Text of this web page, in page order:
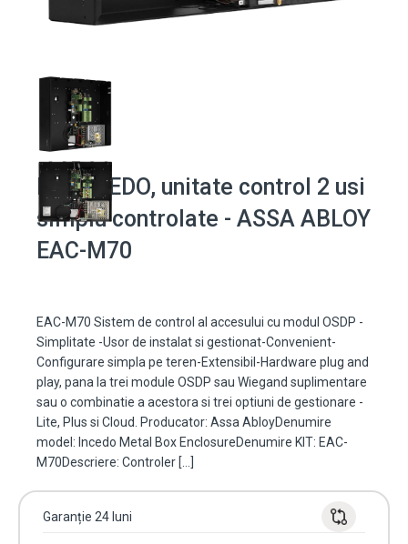
Kit INCEDO, unitate control 2 usi
simplu controlate - ASSA ABLOY
EAC-M70
EAC-M70 Sistem de control al accesului cu modul OSDP -
Simplitate -Usor de instalat si gestionat-Convenient-
Configurare simpla pe teren-Extensibil-Hardware plug and
play, pana la trei module OSDP sau Wiegand suplimentare
sau o combinatie a acestora si trei optiuni de gestionare -
Lite, Plus si Cloud. Producator: Assa AbloyDenumire
model: Incedo Metal Box EnclosureDenumire KIT: EAC-
M70Descriere: Controler […]
Garanție 24 luni